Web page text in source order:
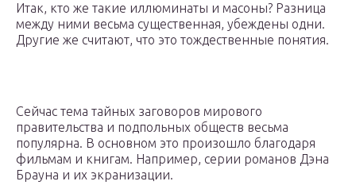
Итак, кто же такие иллюминаты и масоны? Разница
между ними весьма существенная, убеждены одни.
Другие же считают, что это тождественные понятия.
Сейчас тема тайных заговоров мирового
правительства и подпольных обществ весьма
популярна. В основном это произошло благодаря
фильмам и книгам. Например, серии романов Дэна
Брауна и их экранизации.